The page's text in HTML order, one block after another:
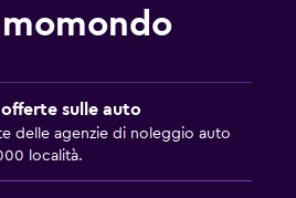
sulle auto
delle agenzie di noleggio auto
località.